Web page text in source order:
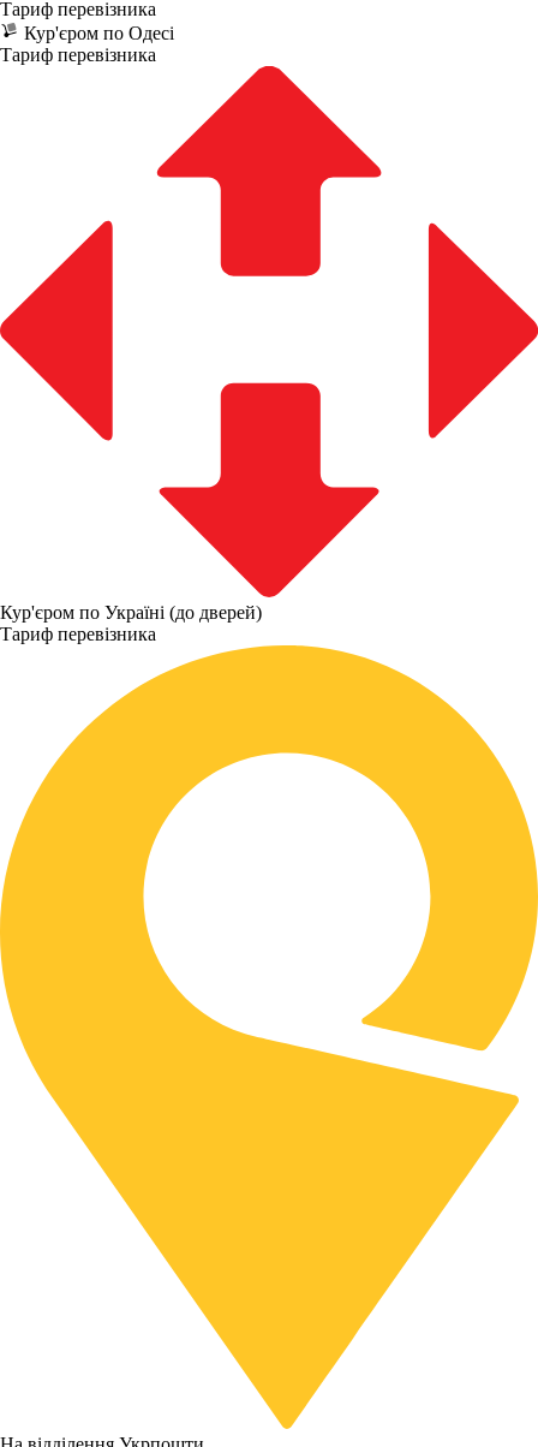
Тариф перевізника
Кур'єром по Одесі
Тариф перевізника
Кур'єром по Україні (до дверей)
Тариф перевізника